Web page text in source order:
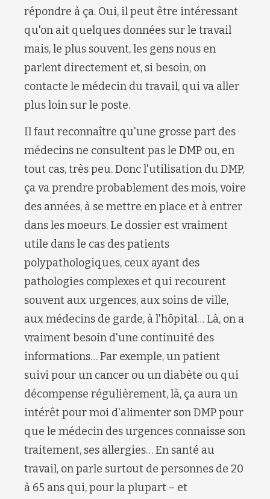
répondre à ça. Oui, il peut être intéressant
qu'on ait quelques données sur le travail
mais, le plus souvent, les gens nous en
parlent directement et, si besoin, on
contacte le médecin du travail, qui va aller
plus loin sur le poste.
Il faut reconnaître qu'une grosse part des
médecins ne consultent pas le DMP ou, en
tout cas, très peu. Donc l'utilisation du DMP,
ça va prendre probablement des mois, voire
des années, à se mettre en place et à entrer
dans les moeurs. Le dossier est vraiment
utile dans le cas des patients
polypathologiques, ceux ayant des
pathologies complexes et qui recourent
souvent aux urgences, aux soins de ville,
aux médecins de garde, à l'hôpital… Là, on a
vraiment besoin d'une continuité des
informations… Par exemple, un patient
suivi pour un cancer ou un diabète ou qui
décompense régulièrement, là, ça aura un
intérêt pour moi d'alimenter son DMP pour
que le médecin des urgences connaisse son
traitement, ses allergies… En santé au
travail, on parle surtout de personnes de 20
à 65 ans qui, pour la plupart – et